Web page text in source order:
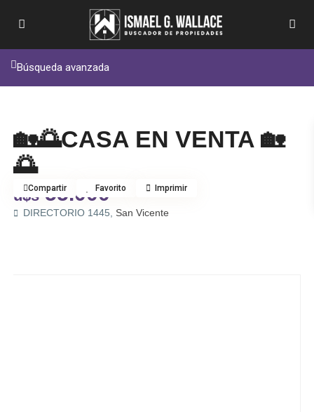
Búsqueda avanzada
🏡🌅CASA EN VENTA 🏡
🌅
u$s55.000
DIRECTORIO 1445, San Vicente
Compartir Favorito Imprimir